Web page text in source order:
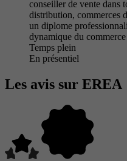
conseiller de vente dans
distribution, commerces
un diplome
dynamique du
Temps plein
En présentiel
Les avis sur EREA